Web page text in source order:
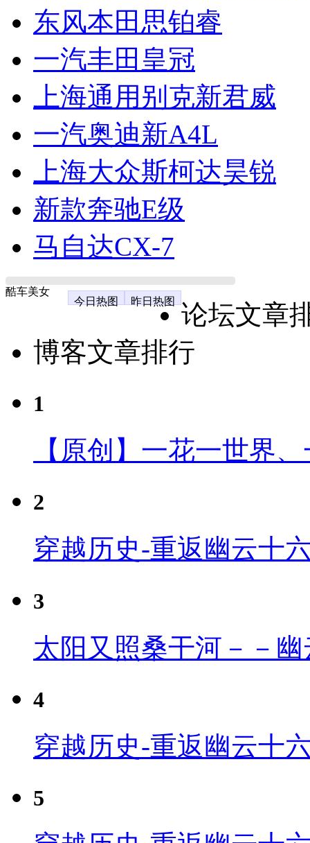
东风本田思铂睿
一汽丰田皇冠
上海通用别克新君威
一汽奥迪新A4L
上海大众斯柯达昊锐
新款奔驰E级
马自达CX-7
酷车美女
今日热图
昨日热图
论坛文章
博客文章排行
1
【原创】一花一世界
2
穿越历史-重返幽云十
3
太阳又照桑干河－－
4
穿越历史-重返幽云十
5